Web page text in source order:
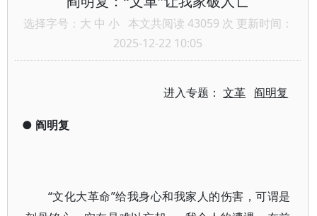
选择字号： 大 中 小 本文共阅读 43059 次 更新时间：
2025-12-22 10:05
进入专题：文革 阎明复
● 阎明复
“文化大革命”给我身心和我家人的伤害，可谓是